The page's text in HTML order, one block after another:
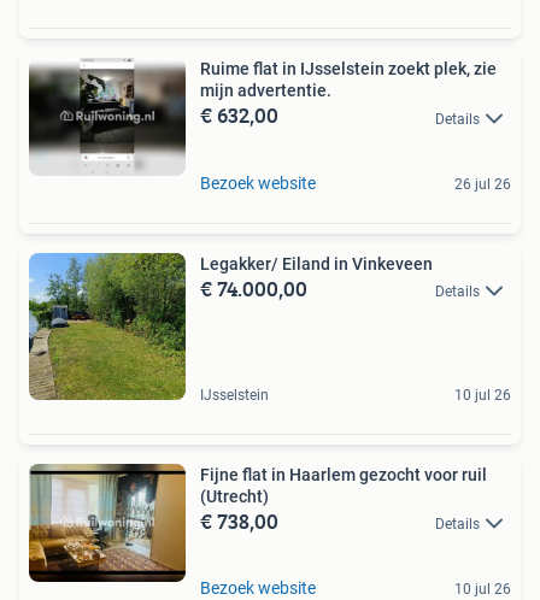
Ruime flat in IJsselstein zoekt plek, zie
mijn advertentie.
€ 632,00 Details
Bezoek website 26 jul 26
Legakker/ Eiland in Vinkeveen
€ 74.000,00 Details
IJsselstein 10 jul 26
Fijne flat in Haarlem gezocht voor ruil
(Utrecht)
€ 738,00 Details
Bezoek website 10 jul 26